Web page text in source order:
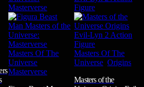
Masters Of The
Universe
Masterverse
Masters Of The
Universe ,Origins
Masters of the